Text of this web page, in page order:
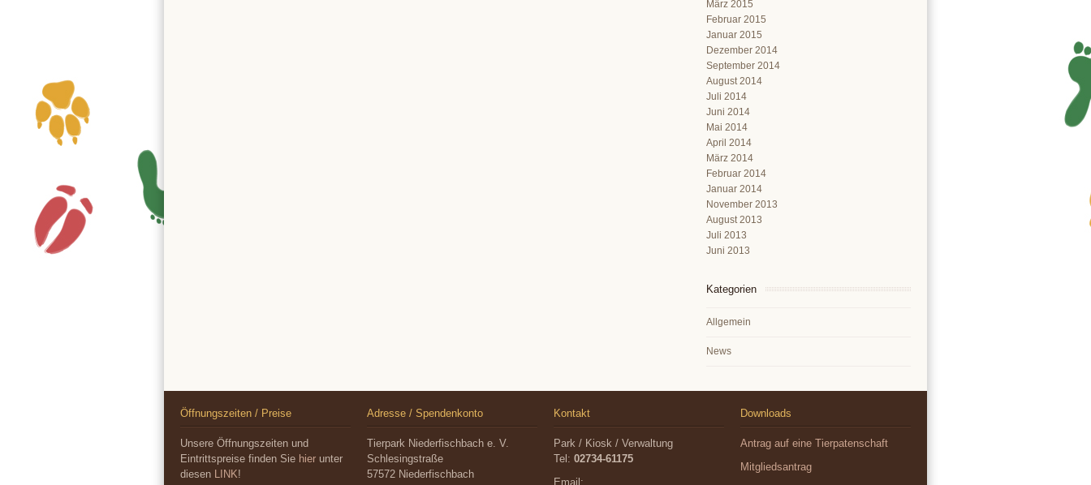
März 2015
Februar 2015
Januar 2015
Dezember 2014
September 2014
August 2014
Juli 2014
Juni 2014
Mai 2014
April 2014
März 2014
Februar 2014
Januar 2014
November 2013
August 2013
Juli 2013
Juni 2013
Kategorien
Allgemein
News
Öffnungszeiten / Preise
Unsere Öffnungszeiten und
Eintrittspreise finden Sie hier unter
diesen LINK!
Adresse / Spendenkonto
Tierpark Niederfischbach e. V.
Schlesingstraße
57572 Niederfischbach
Kontakt
Park / Kiosk / Verwaltung
Tel: 02734-61175
Email:
Downloads
Antrag auf eine Tierpatenschaft
Mitgliedsantrag